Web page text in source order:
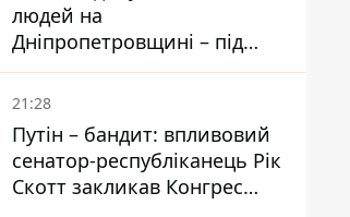
людей на
Дніпропетровщині – під
ударами опинилися п'ять
районів області
21:28
Путін – бандит: впливовий
сенатор-республіканець Рік
Скотт закликав Конгрес